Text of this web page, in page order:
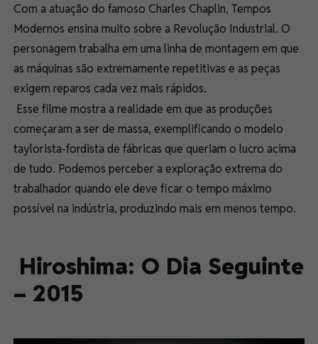
Com a atuação do famoso Charles Chaplin, Tempos
Modernos ensina muito sobre a Revolução Industrial. O
personagem trabalha em uma linha de montagem em que
as máquinas são extremamente repetitivas e as peças
exigem reparos cada vez mais rápidos.
Esse filme mostra a realidade em que as produções
começaram a ser de massa, exemplificando o modelo
taylorista-fordista de fábricas que queriam o lucro acima
de tudo. Podemos perceber a exploração extrema do
trabalhador quando ele deve ficar o tempo máximo
possível na indústria, produzindo mais em menos tempo.
Hiroshima: O Dia Seguinte
– 2015